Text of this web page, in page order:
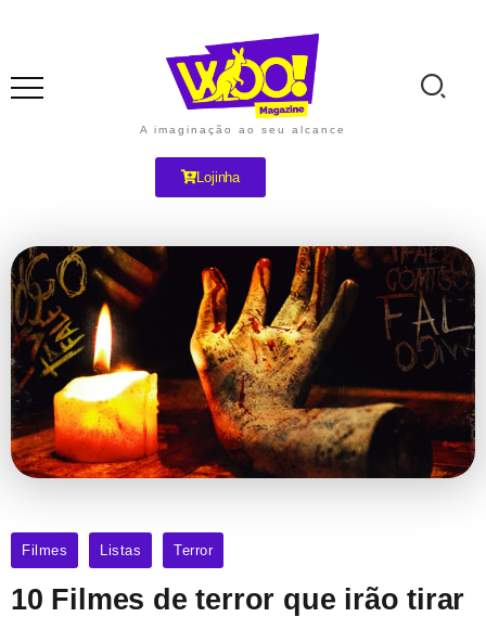
A imaginação ao seu alcance
Lojinha
Filmes Listas Terror
10 Filmes de terror que irão tirar